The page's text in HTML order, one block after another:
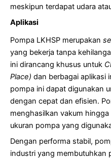
meskipun terdapat udara
Aplikasi
Pompa LKHSP merupakan
yang bekerja tanpa
ini dirancang khusus untuk
Place) dan berbagai aplikasi
pompa ini dapat digunakan
dengan cepat dan efisien.
menghasilkan vakum
ukuran pompa yang
Dengan performa stabil,
industri yang membutuhkan